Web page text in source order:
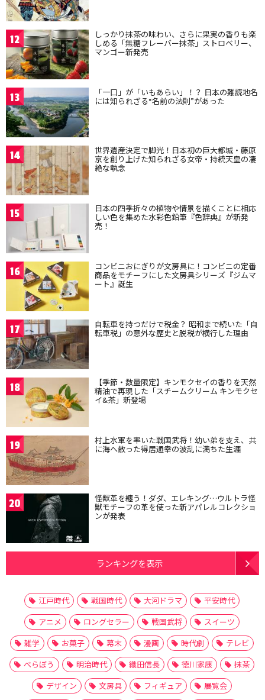
12 しっかり抹茶の味わい、さらに果実の香りも楽
しめる「無糖フレーバー抹茶」ストロベリー、
マンゴー新発売
13 「一口」が「いもあらい」！？ 日本の難読地名
には知られざる“名前の法則”があった
14 世界遺産決定で脚光！日本初の巨大都城・藤原
京を創り上げた知られざる女帝・持統天皇の凄
絶な執念
15 日本の四季折々の植物や情景を描くことに相応
しい色を集めた水彩色鉛筆『色辞典』が新発
売！
16 コンビニおにぎりが文房具に！コンビニの定番
商品をモチーフにした文房具シリーズ『ジムマ
ート』誕生
17 自転車を持つだけで税金？ 昭和まで続いた「自
転車税」の意外な歴史と脱税が横行した理由
18 【季節・数量限定】キンモクセイの香りを天然
精油で再現した「スチームクリーム キンモクセ
イ&茶」新登場
19 村上水軍を率いた戦国武将！幼い弟を支え、共
に海へ散った得居通幸の波乱に満ちた生涯
20 怪獣革を纏う！ダダ、エレキング…ウルトラ怪
獣モチーフの革を使った新アパレルコレクショ
ンが発表
ランキングを表示
江戸時代 戦国時代 大河ドラマ
平安時代
アニメ
ロングセラー 戦国武将
スイーツ
雑学
お菓子 幕末 漫画 時代劇
テレビ
べらぼう
明治時代 織田信長 徳川家康
抹茶
デザイン
文房具 フィギュア
展覧会